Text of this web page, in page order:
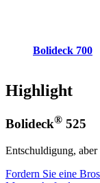
Bolideck 700
Highlight
Bolideck® 525
Entschuldigung,
Fordern Sie eine